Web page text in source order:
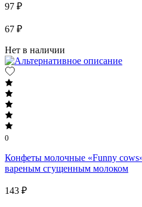
97 ₽
67 ₽
Нет в наличии
0
Конфеты молочные «Funny
вареным сгущенным молоком
143 ₽